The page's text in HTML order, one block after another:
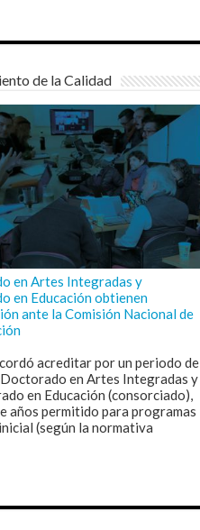
de la Calidad
en Artes Integradas y
en Educación obtienen
ante la Comisión Nacional de
acreditar por un periodo de
en Artes Integradas y
en Educación (consorciado),
años permitido para programas
(según la normativa